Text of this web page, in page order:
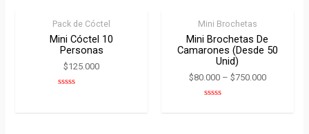
Pack de Cóctel
Mini Cóctel 10
Personas
$125.000
Mini Brochetas
Mini Brochetas De
Camarones (desde 50
Unid)
$80.000– $750.000